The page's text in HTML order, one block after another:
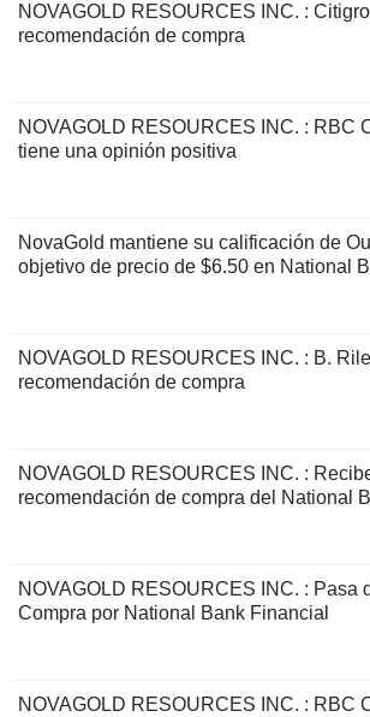
NOVAGOLD RESOURCES INC. :
recomendación de compra
NOVAGOLD RESOURCES INC. : RBC
tiene una opinión positiva
NovaGold mantiene su calificación de
objetivo de precio de $6.50 en National
NOVAGOLD RESOURCES INC. : B.
recomendación de compra
NOVAGOLD RESOURCES INC. :
recomendación de compra del National
NOVAGOLD RESOURCES INC. : Pasa
Compra por National Bank Financial
NOVAGOLD RESOURCES INC. : RBC